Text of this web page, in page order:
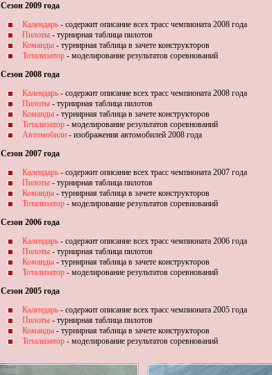
Сезон 2009 года
Календарь - содержит описание всех трасс чемпионата 2008 года
Пилоты - турнирная таблица пилотов
Команды - турнирная таблица в зачете конструкторов
Тотализатор - моделирование результатов соревнований
Сезон 2008 года
Календарь - содержит описание всех трасс чемпионата 2008 года
Пилоты - турнирная таблица пилотов
Команды - турнирная таблица в зачете конструкторов
Тотализатор - моделирование результатов соревнований
Автомобили - изображения автомобилей 2008 года
Сезон 2007 года
Календарь - содержит описание всех трасс чемпионата 2007 года
Пилоты - турнирная таблица пилотов
Команды - турнирная таблица в зачете конструкторов
Тотализатор - моделирование результатов соревнований
Сезон 2006 года
Календарь - содержит описание всех трасс чемпионата 2006 года
Пилоты - турнирная таблица пилотов
Команды - турнирная таблица в зачете конструкторов
Тотализатор - моделирование результатов соревнований
Сезон 2005 года
Календарь - содержит описание всех трасс чемпионата 2005 года
Пилоты - турнирная таблица пилотов
Команды - турнирная таблица в зачете конструкторов
Тотализатор - моделирование результатов соревнований